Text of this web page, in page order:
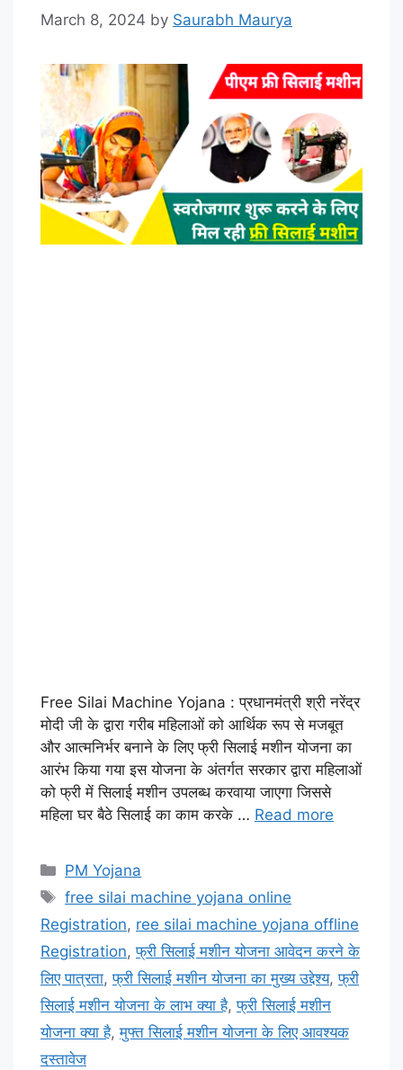
March 8, 2024 by Saurabh Maurya
Free Silai Machine Yojana : प्रधानमंत्री श्री नरेंद्र
मोदी जी के द्वारा गरीब महिलाओं को आर्थिक रूप से मजबूत
और आत्मनिर्भर बनाने के लिए फ्री सिलाई मशीन योजना का
आरंभ किया गया इस योजना के अंतर्गत सरकार द्वारा महिलाओं
को फ्री में सिलाई मशीन उपलब्ध करवाया जाएगा जिससे
महिला घर बैठे सिलाई का काम करके … Read more
Categories
PM Yojana
Tags
free silai machine yojana online
Registration, ree silai machine yojana offline
Registration,फ्री सिलाई मशीन योजना आवेदन करने के
लिए पात्रता,फ्री सिलाई मशीन योजना का मुख्य उद्देश्य,फ्री
सिलाई मशीन योजना के लाभ क्या है,फ्री सिलाई मशीन
योजना क्या है,मुफ्त सिलाई मशीन योजना के लिए आवश्यक
दस्तावेज